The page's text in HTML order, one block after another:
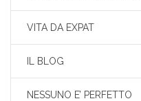
VITA DA EXPAT
IL BLOG
NESSUNO E’ PERFETTO